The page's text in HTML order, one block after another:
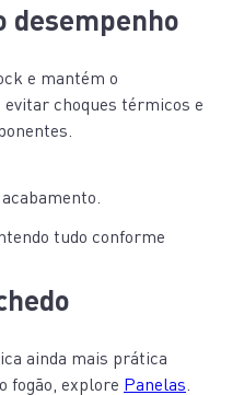
desempenho
e mantém o
evitar choques térmicos e
tudo conforme
ainda mais prática
fogão, explore Panelas